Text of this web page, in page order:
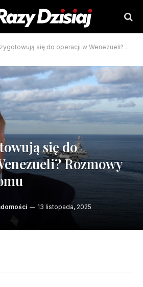
się do operacji w Wenezueli? Rozmowy w Białym Domu
się do
Rozmowy
13 listopada, 2025